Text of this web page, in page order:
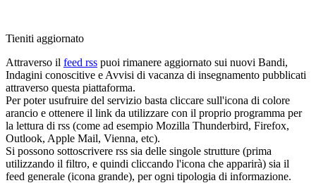
Tieniti aggiornato
Attraverso il feed rss puoi rimanere aggiornato sui nuovi Bandi,
Indagini conoscitive e Avvisi di vacanza di insegnamento pubblicati
attraverso questa piattaforma.
Per poter usufruire del servizio basta cliccare sull'icona di colore
arancio e ottenere il link da utilizzare con il proprio programma per
la lettura di rss (come ad esempio Mozilla Thunderbird, Firefox,
Outlook, Apple Mail, Vienna, etc).
Si possono sottoscrivere rss sia delle singole strutture (prima
utilizzando il filtro, e quindi cliccando l'icona che apparirà) sia il
feed generale (icona grande), per ogni tipologia di informazione.